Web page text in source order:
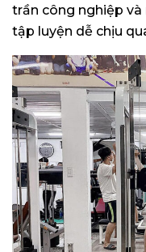
trần công nghiệp
tập luyện dễ chịu